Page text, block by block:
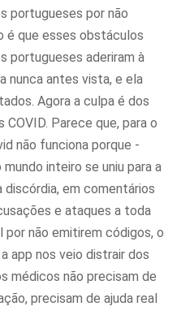
portugueses por não
é que esses obstáculos
portugueses aderiram à
nunca antes vista, e ela
Agora a culpa é dos
Parece que, para o
não funciona porque -
inteiro se uniu para a
discórdia, em comentários
e ataques a toda
por não emitirem códigos, o
app nos veio distrair dos
médicos não precisam de
precisam de ajuda real